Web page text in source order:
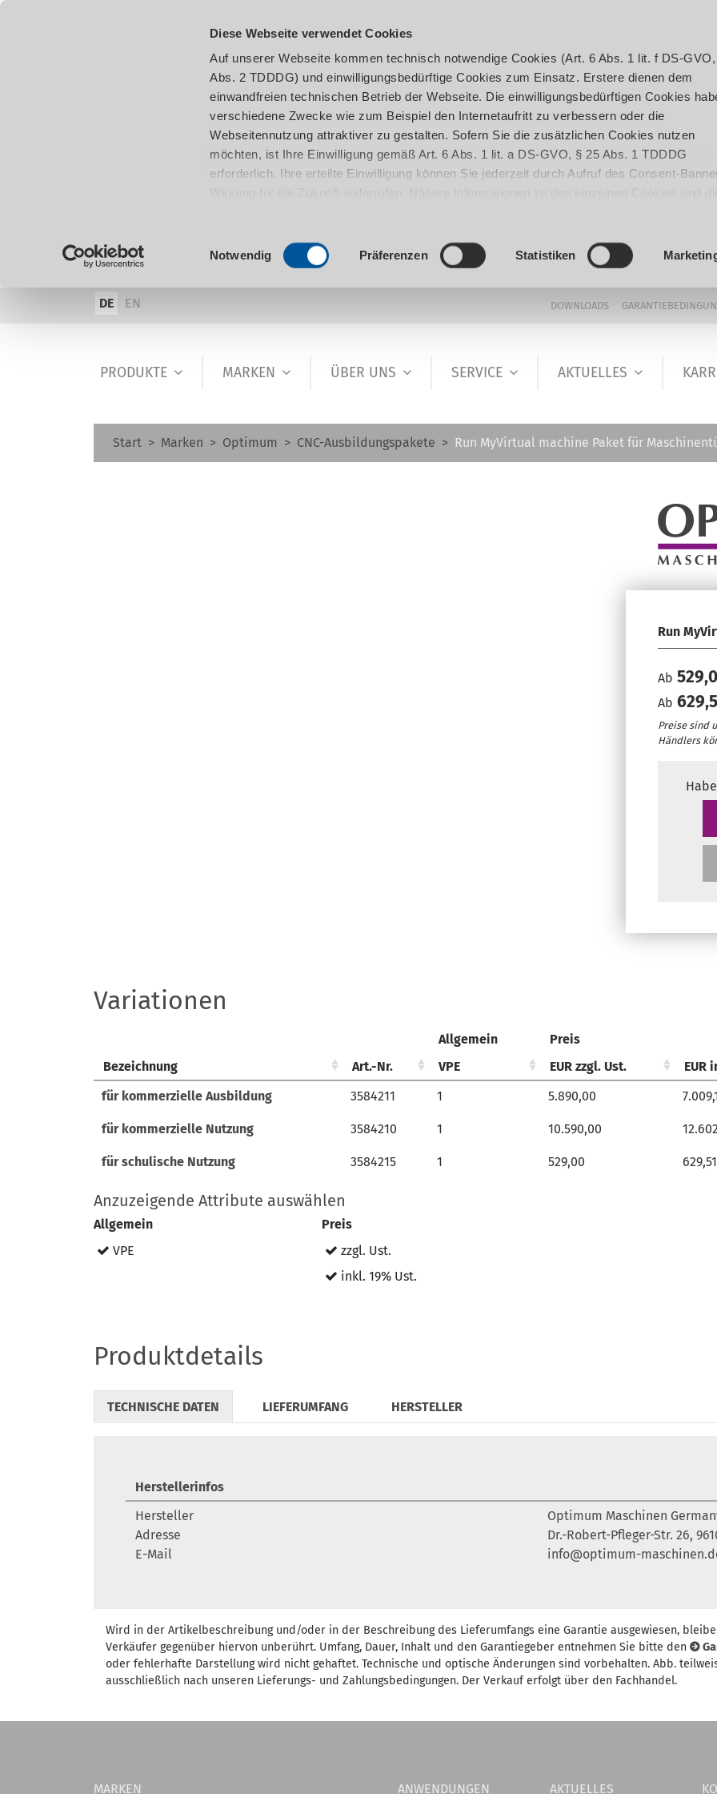
Diese Webseite verwendet Cookies
Auf unserer Webseite kommen technisch notwendige Cookies (Art. 6 Abs. 1 lit. f DS-
Abs. 2 TDDDG) und einwilligungsbedürftige Cookies zum Einsatz. Erstere dienen dem
einwandfreien technischen Betrieb der Webseite. Die einwilligungsbedürftigen Cookies
verschiedene Zwecke wie zum Beispiel den Internetaufritt zu verbessern oder die
Webseitennutzung attraktiver zu gestalten. Sofern Sie die zusätzlichen Cookies nutzen
möchten, ist Ihre Einwilligung gemäß Art. 6 Abs. 1 lit. a DS-GVO, § 25 Abs. 1 TDDDG
erforderlich. Ihre erteilte Einwilligung können Sie jederzeit durch Aufruf des Consent-
Einwilligungsauswahl
Notwendig Präferenzen Statistiken
DE EN DOWNLOADS
PRODUKTE MARKEN ÜBER UNS SERVICE AKTUELLES
Start Marken Optimum CNC-Ausbildungspakete Run MyVirtual machine Paket für
Run
Ab
Ab
Preise sind
Händlers
Variationen
Allgemein
Preis
Bezeichnung
Art.-Nr. VPE EUR zzgl. Ust.
EUR
Allgemein
Preis
Bezeichnung Art.-Nr. VPE EUR zzgl. Ust. EUR
für kommerzielle Ausbildung 3584211 1 5.890,00
für kommerzielle Nutzung 3584210 1 10.590,00
für schulische Nutzung 3584215 1 529,00 629,51
Bezeichnung
Art.-Nr.
für kommerzielle Ausbildung
3584211
für kommerzielle Nutzung 3584210
für schulische Nutzung 3584215
Anzuzeigende Attribute auswählen
Allgemein
VPE
Preis
zzgl. Ust.
inkl. 19% Ust.
Produktdetails
TECHNISCHE DATEN LIEFERUMFANG HERSTELLER
Herstellerinfos
Hersteller
Optimum Maschinen
Adresse
Dr.-Robert-Pfleger-Str. 26,
E-Mail
info@optimum-
Wird in der Artikelbeschreibung und/oder in der Beschreibung des Lieferumfangs eine Garantie ausgewiesen,
Verkäufer gegenüber hiervon unberührt. Umfang, Dauer, Inhalt und den Garantiegeber entnehmen Sie bitte den
oder fehlerhafte Darstellung wird nicht gehaftet. Technische und optische Änderungen sind vorbehalten. Abb.
ausschließlich nach unseren Lieferungs- und Zahlungsbedingungen. Der Verkauf erfolgt über den Fachhandel.
MARKEN ANWENDUNGEN AKTUELLES